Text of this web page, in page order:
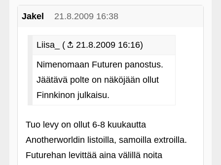
Jakel 21.8.2009 16:38
Liisa_ (
21.8.2009 16:16)
Nimenomaan Futuren panostus.
Jäätävä polte on näköjään ollut
Finnkinon julkaisu.
Tuo levy on ollut 6-8 kuukautta
Anotherworldin listoilla, samoilla extroilla.
Futurehan levittää aina välillä noita